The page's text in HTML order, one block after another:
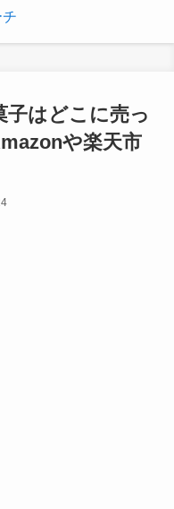
子はどこに売っ
や楽天市